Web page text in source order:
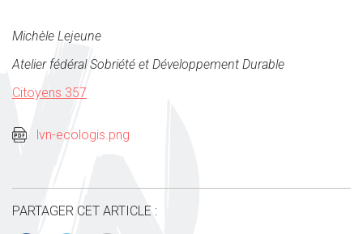
Michèle Lejeune
Atelier fédéral Sobriété et Développement Durable
Citoyens 357
lvn-ecologis.png
PARTAGER CET ARTICLE :